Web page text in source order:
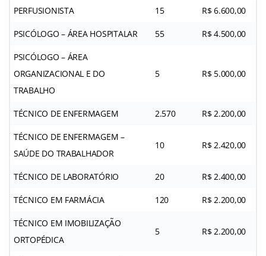
PERFUSIONISTA 15 R$ 6.600,00
PSICÓLOGO – ÁREA HOSPITALAR 55 R$ 4.500,00
PSICÓLOGO – ÁREA
ORGANIZACIONAL E DO
TRABALHO
5 R$ 5.000,00
TÉCNICO DE ENFERMAGEM 2.570 R$ 2.200,00
TÉCNICO DE ENFERMAGEM –
SAÚDE DO TRABALHADOR
10 R$ 2.420,00
TÉCNICO DE LABORATÓRIO 20 R$ 2.400,00
TÉCNICO EM FARMÁCIA 120 R$ 2.200,00
TÉCNICO EM IMOBILIZAÇÃO
ORTOPÉDICA
5 R$ 2.200,00